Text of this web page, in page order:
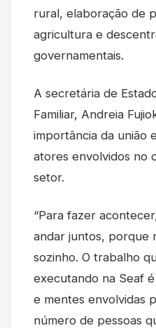
rural, elaboração de
agricultura e
governamentais.
A secretária de
Familiar, Andreia
importância da união
atores envolvidos no
setor.
“Para fazer
andar juntos, porque
sozinho. O trabalho
executando na Seaf
e mentes envolvidas
número de pessoas